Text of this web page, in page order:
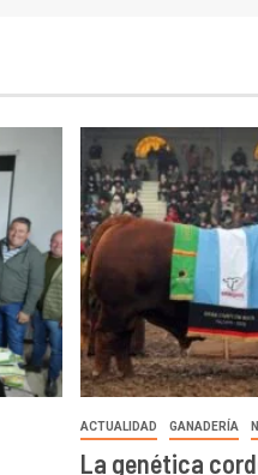
ACTUALIDAD GANADERÍA
La genética